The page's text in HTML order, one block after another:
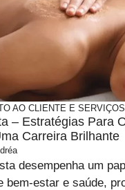
AO CLIENTE E SERVIÇOS
– Estratégias Para
Carreira Brilhante
desempenha um
bem-estar e saúde,